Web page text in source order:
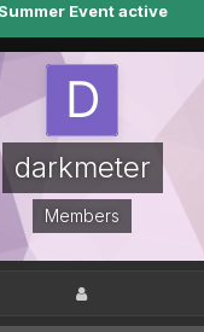
Summer Event active
darkmeter
Members